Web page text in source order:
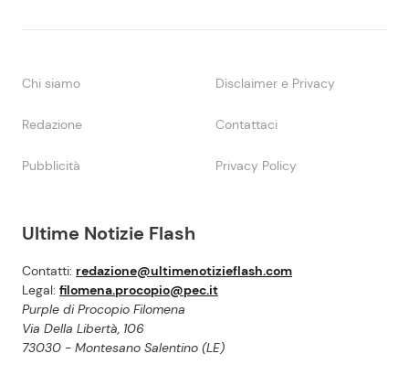
Ultime Notizie Flash
Contatti: redazione@ultimenotizieflash.com
Legal: filomena.procopio@pec.it
Purple di Procopio Filomena
Via Della Libertà, 106
73030 - Montesano Salentino (LE)
Chi siamo Disclaimer e Privacy
Redazione Contattaci
Pubblicità Privacy Policy